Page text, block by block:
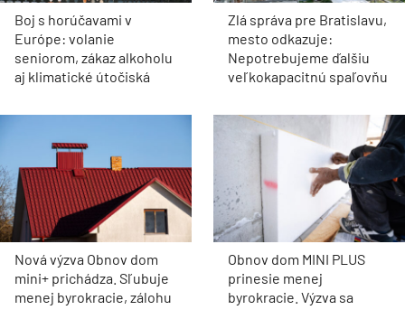
Boj s horúčavami v
Európe: volanie
seniorom, zákaz alkoholu
aj klimatické útočiská
Zlá správa pre Bratislavu,
mesto odkazuje:
Nepotrebujeme ďalšiu
veľkokapacitnú spaľovňu
Nová výzva Obnov dom
mini+ prichádza. Sľubuje
menej byrokracie, zálohu
Obnov dom MINI PLUS
prinesie menej
byrokracie. Výzva sa